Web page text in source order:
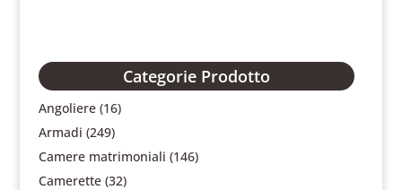
Categorie Prodotto
Angoliere (16)
Armadi (249)
Camere matrimoniali (146)
Camerette (32)